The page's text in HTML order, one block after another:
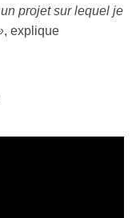
projet sur lequel je
, explique